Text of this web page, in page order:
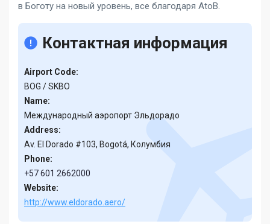
в Боготу на новый уровень, все благодаря AtoB.
Контактная информация
Airport Code:
BOG / SKBO
Name:
Международный аэропорт Эльдорадо
Address:
Av. El Dorado #103, Bogotá, Колумбия
Phone:
+57 601 2662000
Website:
http://www.eldorado.aero/